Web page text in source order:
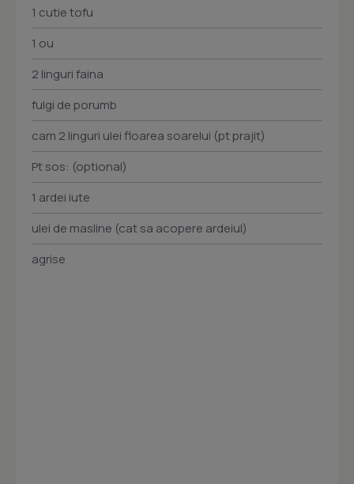
1 cutie tofu
1 ou
2 linguri faina
fulgi de porumb
cam 2 linguri ulei floarea soarelui (pt prajit)
Pt sos: (optional)
1 ardei iute
ulei de masline (cat sa acopere ardeiul)
agrise